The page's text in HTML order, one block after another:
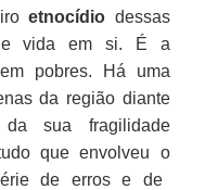
etnocídio dessas
vida em si. É a
pobres. Há uma
da região diante
sua fragilidade
que envolveu o
de erros e de